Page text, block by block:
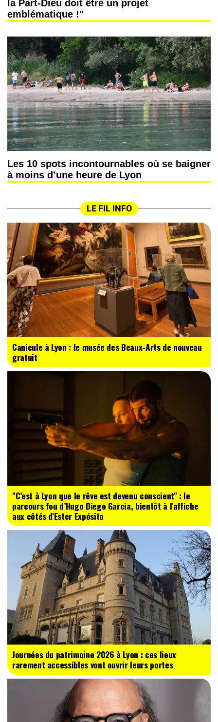
la Part-Dieu doit être un projet
emblématique !"
Les 10 spots incontournables où se baigner
à moins d’une heure de Lyon
LE FIL INFO
Canicule à Lyon : le musée des Beaux-Arts de nouveau
gratuit
"C’est à Lyon que le rêve est devenu conscient" : le
parcours fou d’Hugo Diego Garcia, bientôt à l'affiche
aux côtés d'Ester Expósito
Journées du patrimoine 2026 à Lyon : ces lieux
rarement accessibles vont ouvrir leurs portes